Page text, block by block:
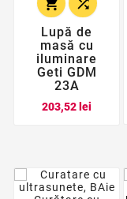
 
Lupă de
masă cu
iluminare
Geti GDM
23A
203,52 lei